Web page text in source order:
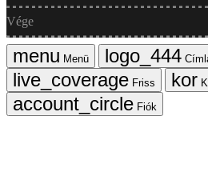
Vége
Menü
Friss
Fiók